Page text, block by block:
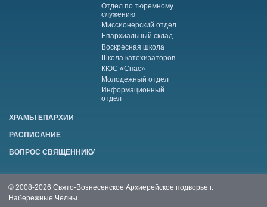
Отдел по тюремному
служению
Миссионерский отдел
Епархиальный склад
Воскресная школа
Школа катехизаторов
КЮС «Спас»
Молодежный отдел
Информационный
отдел
ХРАМЫ ЕПАРХИИ
РАСПИСАНИЕ
ВОПРОС СВЯЩЕННИКУ
© 2008-2026 Свято-Вознесенское Архиерейское подворье г.
Набережные Челны.